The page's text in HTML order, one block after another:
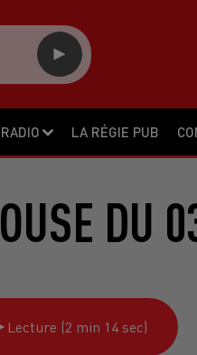
RADIO LA RÉGIE PUB
Lecture (2 min 14 sec)